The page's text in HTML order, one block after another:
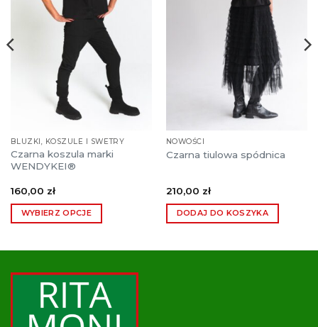
BLUZKI, KOSZULE I SWETRY
Czarna koszula marki
WENDYKEI®
160,00 zł
WYBIERZ OPCJE
wiele
wariantów.
można
NOWOŚCI
Czarna tiulowa spódnica
210,00 zł
DODAJ DO KOSZYKA